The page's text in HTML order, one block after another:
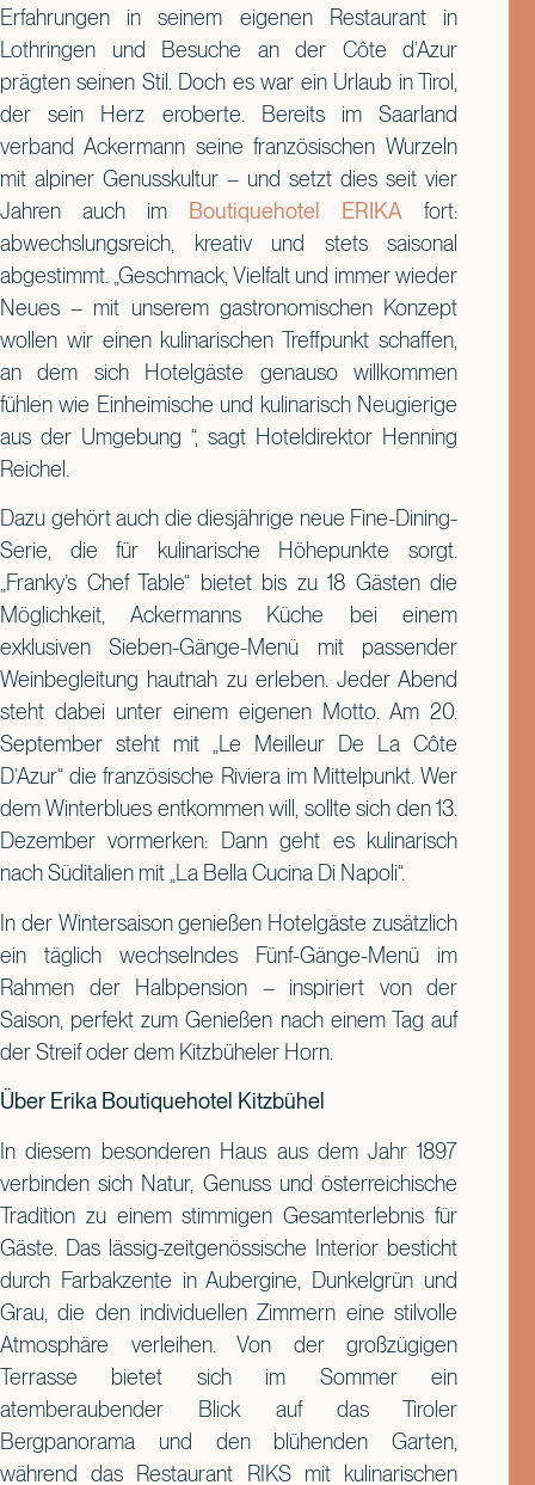
Erfahrungen in seinem eigenen Restaurant in
Lothringen und Besuche an der Côte d’Azur
prägten seinen Stil. Doch es war ein Urlaub in Tirol,
der sein Herz eroberte. Bereits im Saarland
verband Ackermann seine französischen Wurzeln
mit alpiner Genusskultur – und setzt dies seit vier
Jahren auch im
Boutiquehotel ERIKA fort:
abwechslungsreich, kreativ und stets saisonal
abgestimmt. „Geschmack, Vielfalt und immer wieder
Neues – mit unserem gastronomischen Konzept
wollen wir einen kulinarischen Treffpunkt schaffen,
an dem sich Hotelgäste genauso willkommen
fühlen wie Einheimische und kulinarisch Neugierige
aus der Umgebung “, sagt Hoteldirektor Henning
Reichel.
Dazu gehört auch die diesjährige neue Fine-Dining-
Serie, die für kulinarische Höhepunkte sorgt.
„Franky’s Chef Table“ bietet bis zu 18 Gästen die
Möglichkeit, Ackermanns Küche bei einem
exklusiven Sieben-Gänge-Menü mit passender
Weinbegleitung hautnah zu erleben. Jeder Abend
steht dabei unter einem eigenen Motto. Am 20.
September steht mit „Le Meilleur De La Côte
D’Azur“ die französische Riviera im Mittelpunkt. Wer
dem Winterblues entkommen will, sollte sich den 13.
Dezember vormerken: Dann geht es kulinarisch
nach Süditalien mit „La Bella Cucina Di Napoli“.
In der Wintersaison genießen Hotelgäste zusätzlich
ein täglich wechselndes Fünf-Gänge-Menü im
Rahmen der Halbpension – inspiriert von der
Saison, perfekt zum Genießen nach einem Tag auf
der Streif oder dem Kitzbüheler Horn.
Über Erika Boutiquehotel Kitzbühel
In diesem besonderen Haus aus dem Jahr 1897
verbinden sich Natur, Genuss und österreichische
Tradition zu einem stimmigen Gesamterlebnis für
Gäste. Das lässig-zeitgenössische Interior besticht
durch Farbakzente in Aubergine, Dunkelgrün und
Grau, die den individuellen Zimmern eine stilvolle
Atmosphäre verleihen. Von der großzügigen
Terrasse bietet sich im Sommer ein
atemberaubender Blick auf das Tiroler
Bergpanorama und den blühenden Garten,
während das Restaurant RIKS mit kulinarischen